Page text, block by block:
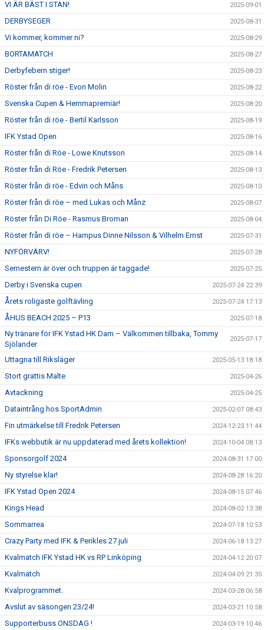
VI ÄR BÄST I STAN! 2025-09-01
DERBYSEGER 2025-08-31
Vi kommer, kommer ni? 2025-08-29
BORTAMATCH 2025-08-27
Derbyfebern stiger! 2025-08-23
Röster från di röe - Evon Molin 2025-08-22
Svenska Cupen & Hemmapremiär! 2025-08-20
Röster från di röe - Bertil Karlsson 2025-08-19
IFK Ystad Open 2025-08-16
Röster från di Röe - Lowe Knutsson 2025-08-14
Röster från di Röe - Fredrik Petersen 2025-08-13
Röster från di röe - Edvin och Måns 2025-08-10
Röster från di röe – med Lukas och Månz 2025-08-07
Röster från Di Röe - Rasmus Broman 2025-08-04
Röster från di röe – Hampus Dinne Nilsson & Vilhelm Ernst 2025-07-31
NYFÖRVÄRV! 2025-07-28
Semestern är över och truppen är taggade! 2025-07-25
Derby i Svenska cupen 2025-07-24 22:39
Årets roligaste golftävling 2025-07-24 17:13
ÅHUS BEACH 2025 – P13 2025-07-18
Ny tränare för IFK Ystad HK Dam – Välkommen tillbaka, Tommy
Sjölander
2025-07-17
Uttagna till Riksläger 2025-05-13 18:18
Stort grattis Malte 2025-04-26
Avtackning 2025-04-25
Dataintrång hos SportAdmin 2025-02-07 08:43
Fin utmärkelse till Fredrik Petersen 2024-12-23 11:44
IFKs webbutik är nu uppdaterad med årets kollektion! 2024-10-04 08:13
Sponsorgolf 2024 2024-08-31 17:00
Ny styrelse klar! 2024-08-28 16:20
IFK Ystad Open 2024 2024-08-15 07:46
Kings Head 2024-08-02 13:38
Sommarrea 2024-07-18 10:53
Crazy Party med IFK & Perikles 27 juli 2024-06-18 13:27
Kvalmatch IFK Ystad HK vs RP Linköping 2024-04-12 20:07
Kvalmatch 2024-04-09 21:35
Kvalprogrammet. 2024-03-28 06:58
Avslut av säsongen 23/24! 2024-03-21 10:58
Supporterbuss ONSDAG ! 2024-03-19 10:46